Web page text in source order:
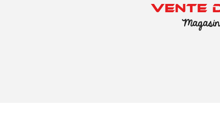
VENTE
Magasin